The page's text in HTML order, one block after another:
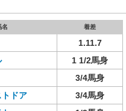
名 着差
イ
1.11.7
ル
1 1/2馬身
ル
3/4馬身
トドア
3/4馬身